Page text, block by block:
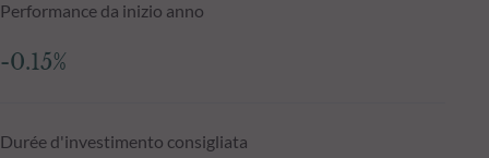
Performance da inizio anno
-0.15%
Durée d'investimento consigliata